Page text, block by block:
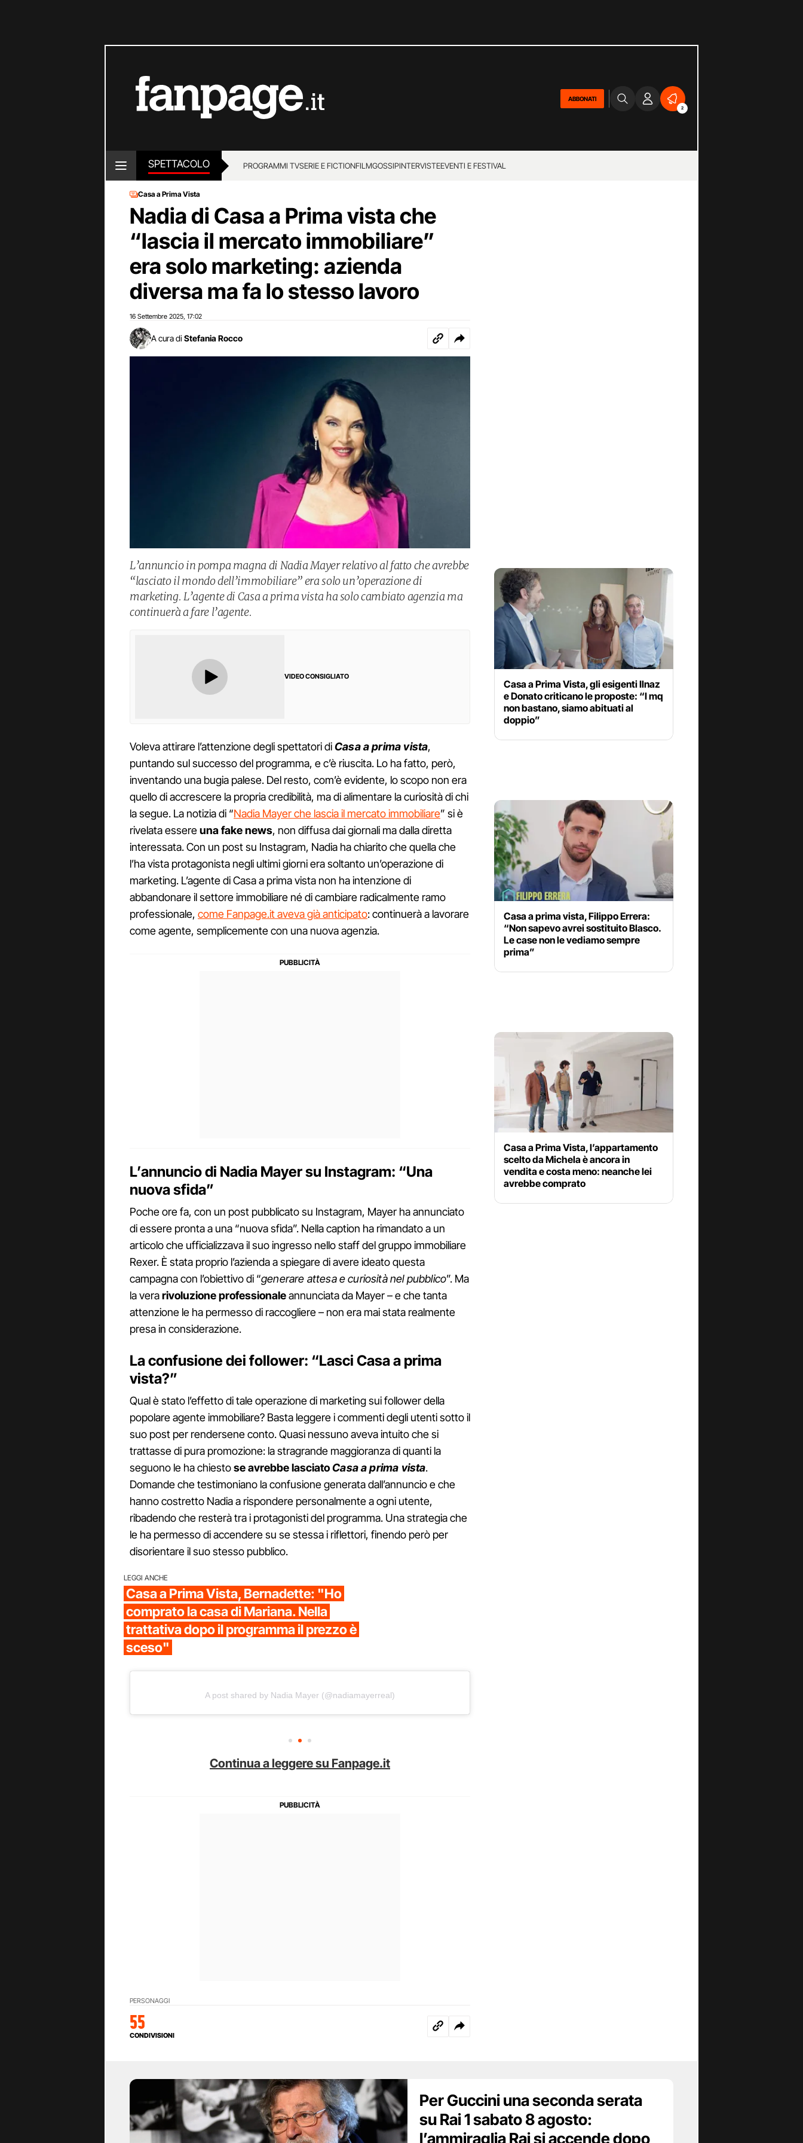
ABBONATI
2
SPETTACOLO PROGRAMMI TVSERIE E FICTIONFILMGOSSIPINTERVISTEEVENTI E FESTIVAL
Casa a Prima Vista
Nadia di Casa a Prima vista che
“lascia il mercato immobiliare”
era solo marketing: azienda
diversa ma fa lo stesso lavoro
16 Settembre 2025 17:02
A cura di Stefania Rocco
L’annuncio in pompa magna di Nadia Mayer relativo al fatto che avrebbe
“lasciato il mondo dell’immobiliare” era solo un’operazione di
marketing. L’agente di Casa a prima vista ha solo cambiato agenzia ma
continuerà a fare l’agente.
VIDEO CONSIGLIATO
Voleva attirare l’attenzione degli spettatori diCasa a prima vista,
puntando sul successo del programma, e c’è riuscita. Lo ha fatto, però,
inventando una bugia palese. Del resto, com’è evidente, lo scopo non era
quello di accrescere la propria credibilità, ma di alimentare la curiosità di chi
la segue. La notizia di “Nadia Mayer che lascia il mercato immobiliare” si è
rivelata essereuna fake news, non diffusa dai giornali ma dalla diretta
interessata. Con un post su Instagram, Nadia ha chiarito che quella che
l’ha vista protagonista negli ultimi giorni era soltanto un’operazione di
marketing. L’agente di Casa a prima vista non ha intenzione di
abbandonare il settore immobiliare né di cambiare radicalmente ramo
professionale, come Fanpage.it aveva già anticipato: continuerà a lavorare
come agente, semplicemente con una nuova agenzia.
L’annuncio di Nadia Mayer su Instagram: “Una
nuova sfida”
Poche ore fa, con un post pubblicato su Instagram, Mayer ha annunciato
di essere pronta a una “nuova sfida”. Nella caption ha rimandato a un
articolo che ufficializzava il suo ingresso nello staff del gruppo immobiliare
Rexer. È stata proprio l’azienda a spiegare di avere ideato questa
campagna con l’obiettivo di “generare attesa e curiosità nel pubblico”. Ma
la verarivoluzione professionaleannunciata da Mayer – e che tanta
attenzione le ha permesso di raccogliere – non era mai stata realmente
presa in considerazione.
La confusione dei follower: “Lasci Casa a prima
vista?”
Qual è stato l’effetto di tale operazione di marketing sui follower della
popolare agente immobiliare? Basta leggere i commenti degli utenti sotto il
suo post per rendersene conto. Quasi nessuno aveva intuito che si
trattasse di pura promozione: la stragrande maggioranza di quanti la
seguono le ha chiestose avrebbe lasciatoCasa a prima vista.
Domande che testimoniano la confusione generata dall’annuncio e che
hanno costretto Nadia a rispondere personalmente a ogni utente,
ribadendo che resterà tra i protagonisti del programma. Una strategia che
le ha permesso di accendere su se stessa i riflettori, finendo però per
disorientare il suo stesso pubblico.
LEGGI ANCHE
Casa a Prima Vista, Bernadette: "Ho
comprato la casa di Mariana. Nella
trattativa dopo il programma il prezzo è
sceso"
A post shared by Nadia Mayer (@nadiamayerreal)
Continua a leggere su Fanpage.it
PERSONAGGI
55
CONDIVISIONI
Casa a Prima Vista, gli esigenti Ilnaz
e Donato criticano le proposte: “I mq
non bastano, siamo abituati al
doppio”
Casa a prima vista, Filippo Errera:
“Non sapevo avrei sostituito Blasco.
Le case non le vediamo sempre
prima”
Casa a Prima Vista, l’appartamento
scelto da Michela è ancora in
vendita e costa meno: neanche lei
avrebbe comprato
Per Guccini una seconda serata
su Rai 1 sabato 8 agosto:
l’ammiraglia Rai si accende dopo